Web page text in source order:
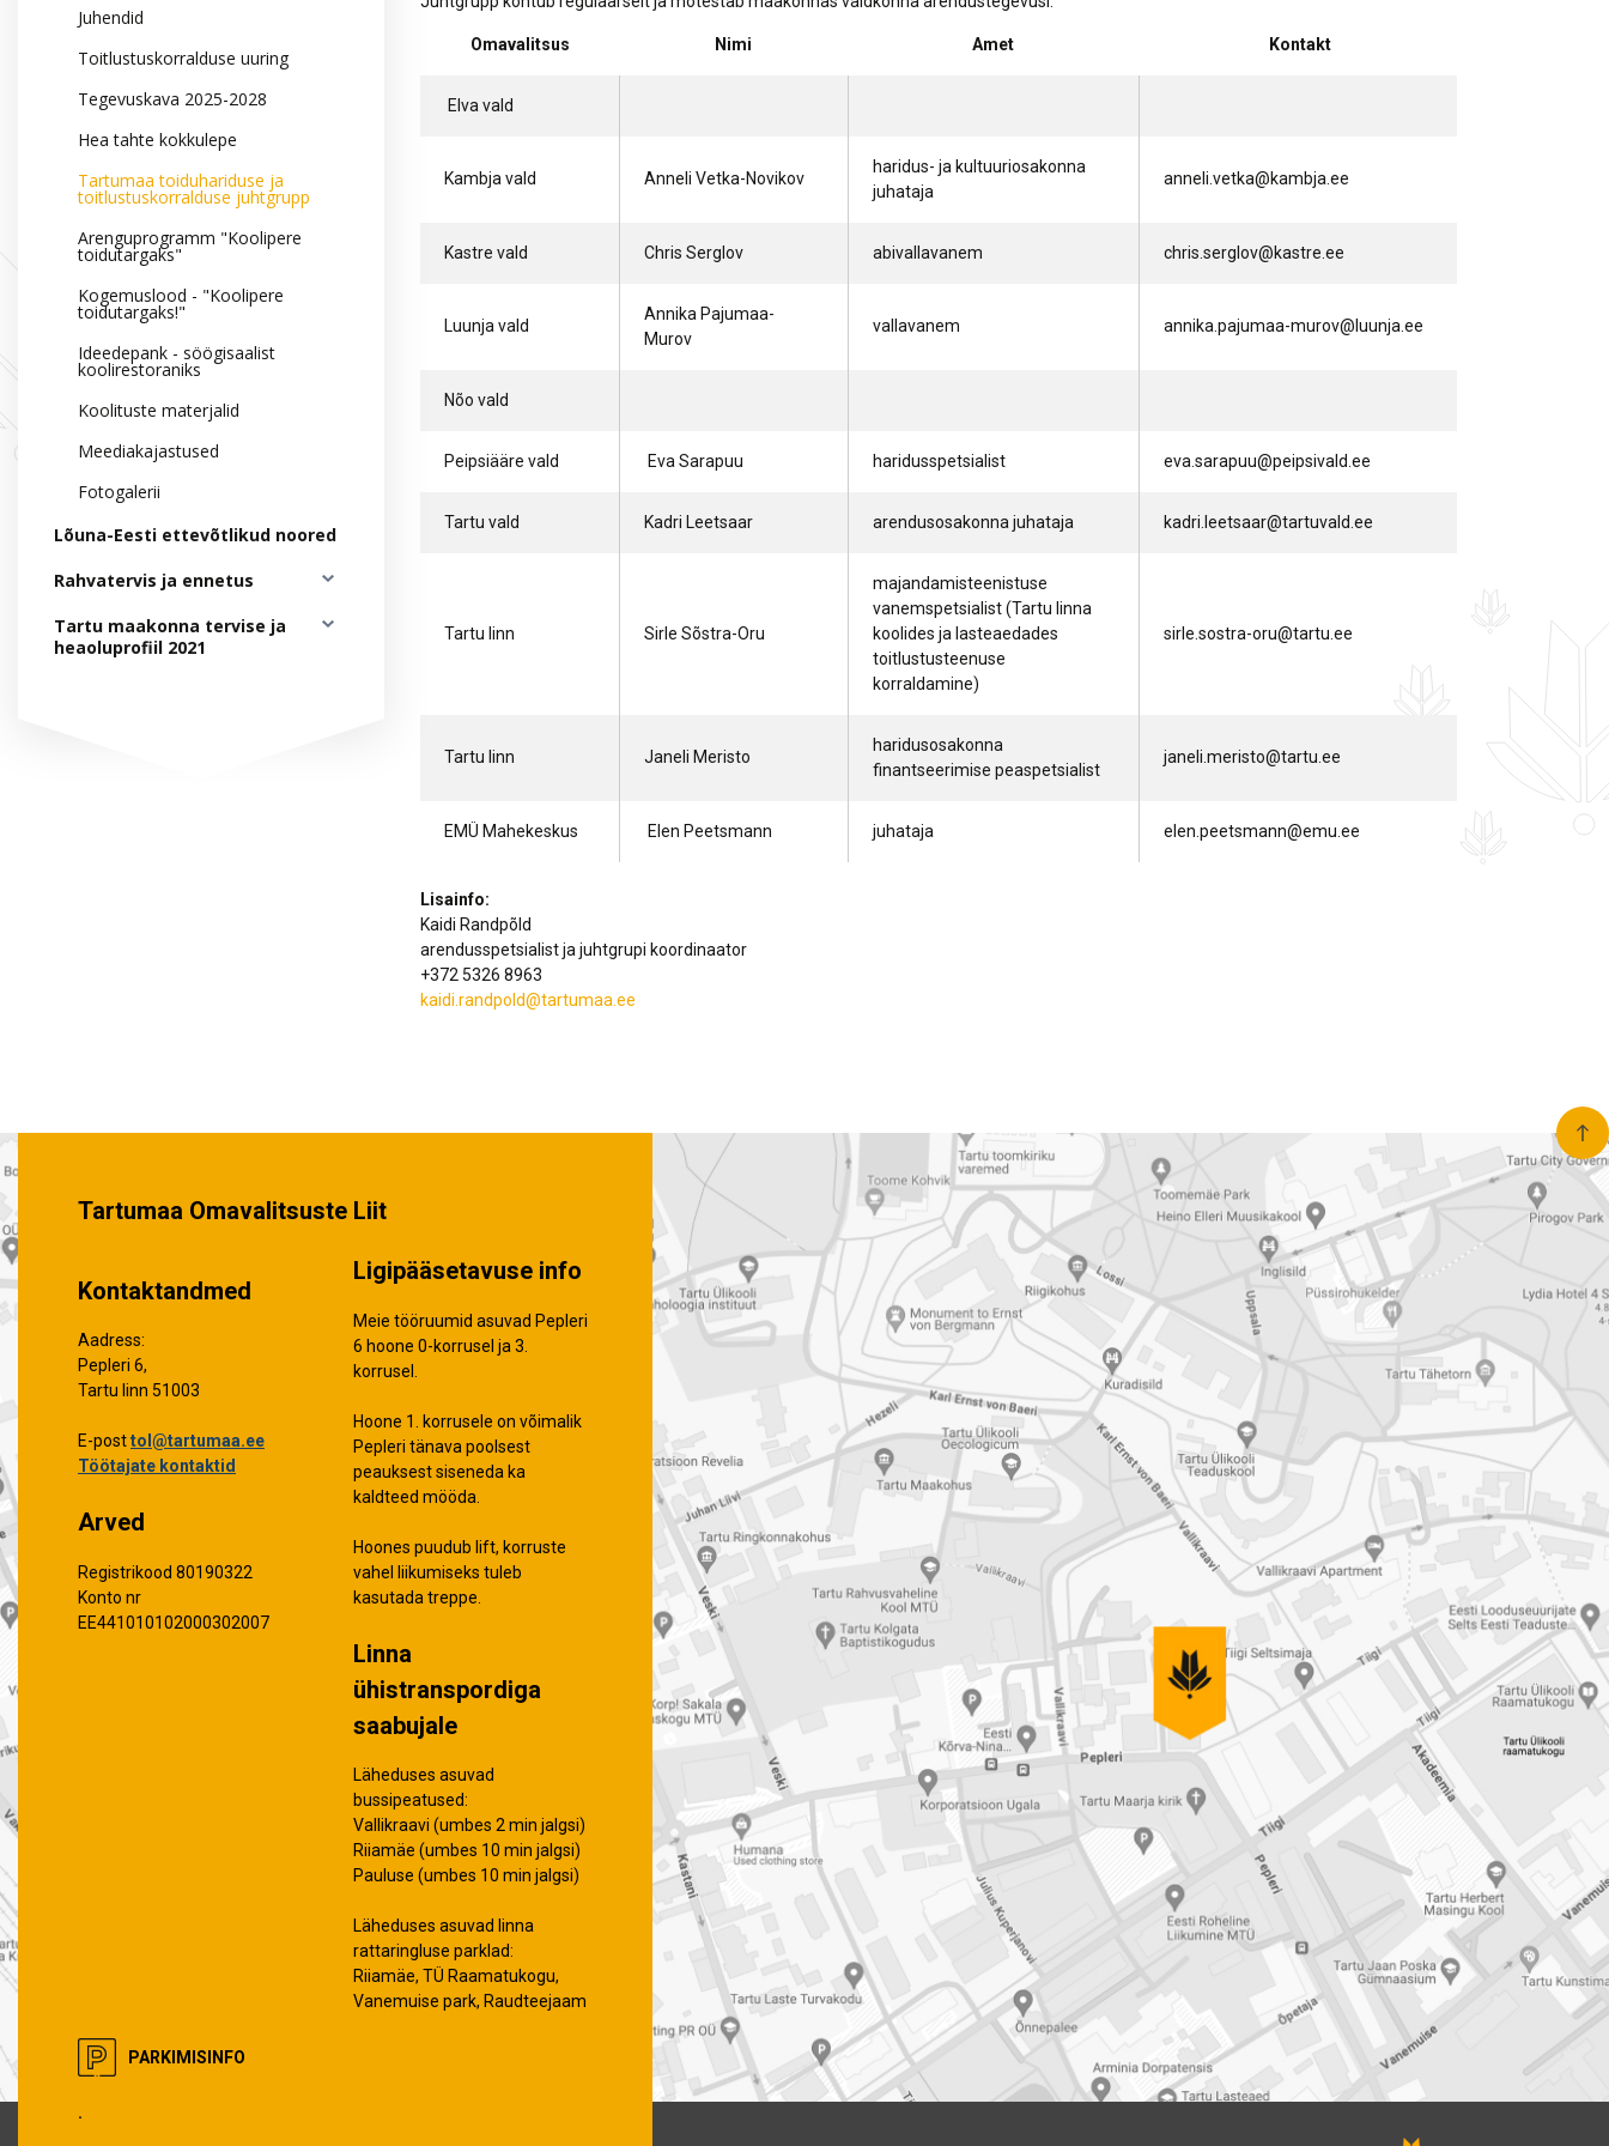
Lõppenud projektid
30 aastat Tartumaa
Partnerid
Juhendid
Toitlustuskorralduse uuring
Tegevuskava 2025-2028
Hea tahte kokkulepe
Tartumaa toiduhariduse ja
toitlustuskorralduse juhtgrupp
Arenguprogramm "Koolipere
toidutargaks"
Kogemuslood - "Koolipere
toidutargaks!"
Ideedepank - söögisaalist
koolirestoraniks
Koolituste materjalid
Meediakajastused
Fotogalerii
Lõuna-Eesti ettevõtlikud noored
Rahvatervis ja ennetus
Tartu maakonna tervise ja
heaoluprofiil 2021
Omavalitsus Nimi Amet Kontakt
Elva vald
Kambja vald Anneli Vetka-Novikov
haridus- ja kultuuriosakonna
juhataja
anneli.vetka@kambja.ee
Kastre vald Chris Serglov abivallavanem chris.serglov@kastre.ee
Luunja vald
Annika Pajumaa-
Murov
vallavanem annika.pajumaa-murov@luunja.ee
Nõo vald
Peipsiääre vald Eva Sarapuu haridusspetsialist eva.sarapuu@peipsivald.ee
Tartu vald Kadri Leetsaar arendusosakonna juhataja kadri.leetsaar@tartuvald.ee
Tartu linn Sirle Sõstra-Oru
majandamisteenistuse
vanemspetsialist (Tartu linna
koolides ja lasteaedades
toitlustusteenuse
korraldamine)
sirle.sostra-oru@tartu.ee
Tartu linn Janeli Meristo
haridusosakonna
finantseerimise peaspetsialist
janeli.meristo@tartu.ee
EMÜ Mahekeskus Elen Peetsmann juhataja elen.peetsmann@emu.ee
Lisainfo:
Kaidi Randpõld
arendusspetsialist ja juhtgrupi koordinaator
+372 5326 8963
kaidi.randpold@tartumaa.ee
Tartumaa Omavalitsuste Liit
Kontaktandmed
Aadress:
Pepleri 6,
Tartu linn 51003
E-posttol@tartumaa.ee
Töötajate kontaktid
Arved
Registrikood 80190322
Konto nr
EE441010102000302007
Ligipääsetavuse info
Meie tööruumid asuvad Pepleri
6 hoone 0-korrusel ja 3.
korrusel.
Hoone 1. korrusele on võimalik
Pepleri tänava poolsest
peauksest siseneda ka
kaldteed mööda.
Hoones puudub lift, korruste
vahel liikumiseks tuleb
kasutada treppe.
Linna
ühistranspordiga
saabujale
Läheduses asuvad
bussipeatused:
Vallikraavi (umbes 2 min jalgsi)
Riiamäe (umbes 10 min jalgsi)
Pauluse (umbes 10 min jalgsi)
Läheduses asuvad linna
rattaringluse parklad:
Riiamäe, TÜ Raamatukogu,
Vanemuise park, Raudteejaam
PARKIMISINFO
.